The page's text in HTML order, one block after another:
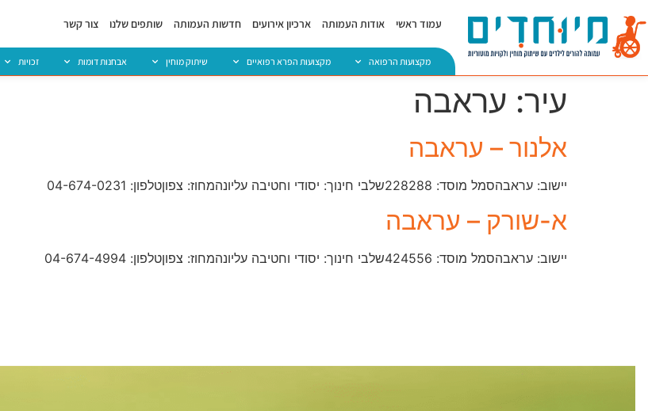
עמוד ראשי אודות העמותה ארכיון אירועים חדשות העמותה שותפים שלנו צור קשר
מקצועות הרפואה מקצועות הפרא רפואיים שיתוק מוחין אבחנות דומות זכויות
עיר: עראבה
אלנור – עראבה
יישוב: עראבהסמל מוסד: ​228288שלבי חינוך: יסודי וחטיבה עליונהמחוז: צפוןטלפון: 04-674-0231​
א-שורק – עראבה
יישוב: עראבהסמל מוסד: ​424556שלבי חינוך: יסודי וחטיבה עליונהמחוז: צפוןטלפון: 04-674-4994